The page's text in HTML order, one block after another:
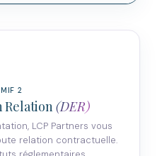
2
Relation(DER)
LCP Partners vous
relation contractuelle.